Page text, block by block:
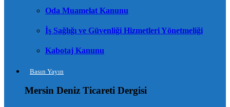
Oda Muamelat Kanunu
İş Sağlığı ve Güvenliği Hizmetleri Yönetmeliği
Kabotaj Kanunu
Basın Yayın
Mersin Deniz Ticareti Dergisi